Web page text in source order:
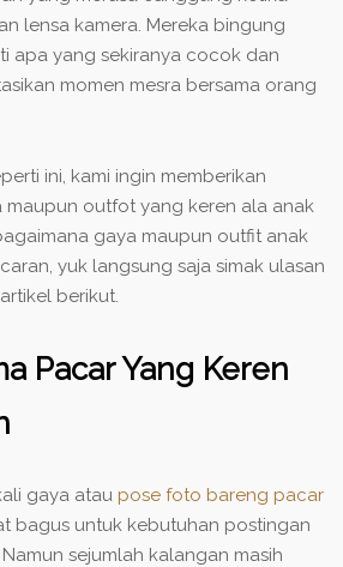
lensa kamera. Mereka bingung
apa yang sekiranya cocok dan
momen mesra bersama orang
ini, kami ingin memberikan
maupun outfot yang keren ala anak
gaya maupun outfit anak
yuk langsung saja simak ulasan
berikut.
Pacar Yang Keren
gaya atau pose foto bareng pacar
bagus untuk kebutuhan postingan
sejumlah kalangan masih